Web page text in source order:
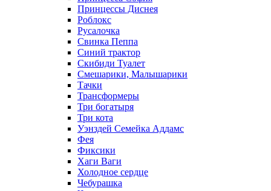
Принцессы Диснея
Роблокс
Русалочка
Свинка Пеппа
Синий трактор
Скибиди Туалет
Смешарики, Малышарики
Тачки
Трансформеры
Три богатыря
Три кота
Уэнздей Семейка Аддамс
Фея
Фиксики
Хаги Ваги
Холодное сердце
Чебурашка